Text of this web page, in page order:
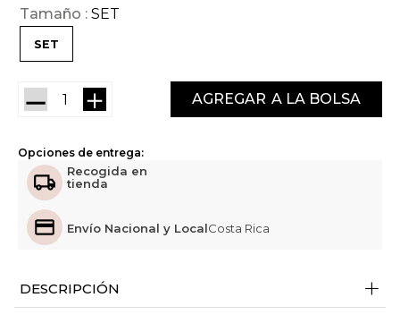
Tamaño SET
SET
＋
－ AGREGAR
Opciones de entrega:
Recogida en
tienda
Envío Nacional y LocalCosta Rica
DESCRIPCIÓN +